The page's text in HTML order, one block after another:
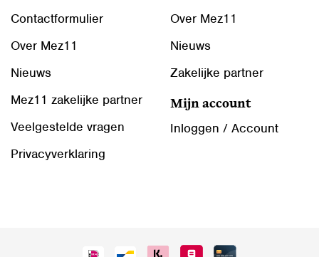
Contactformulier
Over Mez11
Nieuws
Mez11 zakelijke partner
Veelgestelde vragen
Privacyverklaring
Over Mez11
Nieuws
Zakelijke partner
Mijn account
Inloggen / Account